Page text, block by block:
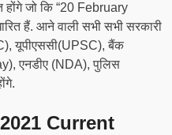
होंगे जो कि “20 February
हैं. आने वाली सभी सभी सरकारी
यूपीएससी(UPSC), बैंक
एनडीए (NDA), पुलिस
Current